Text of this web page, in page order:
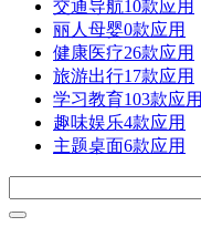
交通导航10款应用
丽人母婴0款应用
健康医疗26款应用
旅游出行17款应用
学习教育103款应用
趣味娱乐4款应用
主题桌面6款应用